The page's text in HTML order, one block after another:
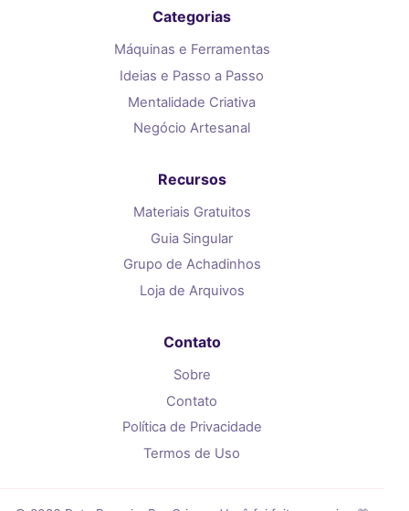
Categorias
Máquinas e Ferramentas
Ideias e Passo a Passo
Mentalidade Criativa
Negócio Artesanal
Recursos
Materiais Gratuitos
Guia Singular
Grupo de Achadinhos
Loja de Arquivos
Contato
Sobre
Contato
Política de Privacidade
Termos de Uso